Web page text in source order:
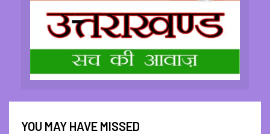
YOU MAY HAVE MISSED